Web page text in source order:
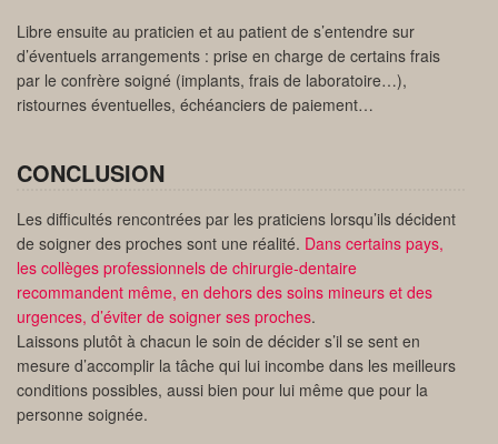
Libre ensuite au praticien et au patient de s’entendre sur
d’éventuels arrangements : prise en charge de certains frais
par le confrère soigné (implants, frais de laboratoire…),
ristournes éventuelles, échéanciers de paiement…
CONCLUSION
Les difficultés rencontrées par les praticiens lorsqu’ils décident
de soigner des proches sont une réalité. Dans certains pays,
les collèges professionnels de chirurgie-dentaire
recommandent même, en dehors des soins mineurs et des
urgences, d’éviter de soigner ses proches.
Laissons plutôt à chacun le soin de décider s’il se sent en
mesure d’accomplir la tâche qui lui incombe dans les meilleurs
conditions possibles, aussi bien pour lui même que pour la
personne soignée.